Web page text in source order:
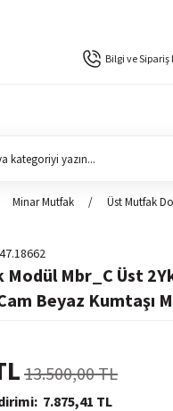
Bilgi ve Sipariş
Minar Mutfak Üst Mutfak
Mbr_C Üst
Beyaz Kumtaşı
13.500,00 TL
7.875,41 TL